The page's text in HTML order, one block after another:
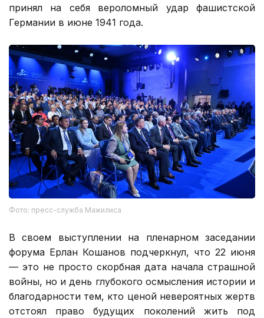
принял на себя вероломный удар фашистской
Германии в июне 1941 года.
Фото: пресс-служба Мажилиса
В своем выступлении на пленарном заседании
форума Ерлан Кошанов подчеркнул, что 22 июня
— это не просто скорбная дата начала страшной
войны, но и день глубокого осмысления истории и
благодарности тем, кто ценой невероятных жертв
отстоял право будущих поколений жить под